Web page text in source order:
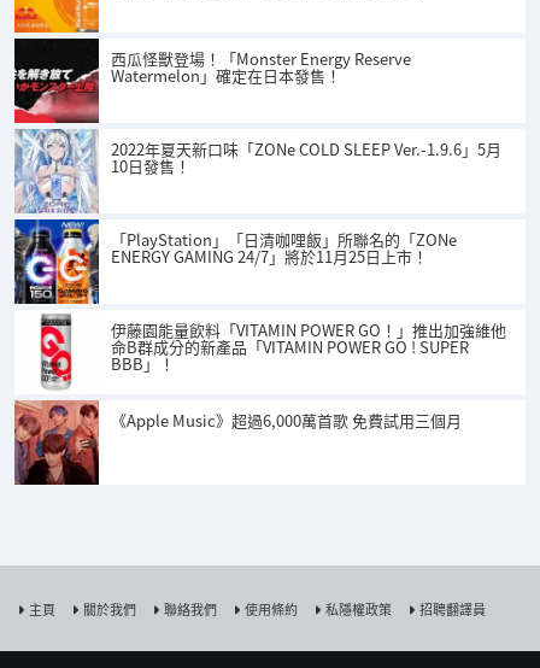
西瓜怪獸登場！「Monster Energy Reserve
Watermelon」確定在日本發售！
2022年夏天新口味「ZONe COLD SLEEP Ver.-1.9.6」5月
10日發售！
「PlayStation」「日清咖哩飯」所聯名的「ZONe
ENERGY GAMING 24/7」將於11月25日上市！
伊藤園能量飲料「VITAMIN POWER GO！」推出加強維他
命B群成分的新產品「VITAMIN POWER GO ! SUPER
BBB」！
《Apple Music》超過6,000萬首歌 免費試用三個月
主頁 關於我們 聯絡我們 使用條約 私隱權政策 招聘翻譯員